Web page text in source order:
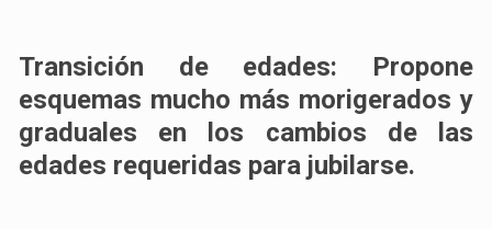
Transición de edades: Propone
esquemas mucho más morigerados y
graduales en los cambios de las
edades requeridas para jubilarse.